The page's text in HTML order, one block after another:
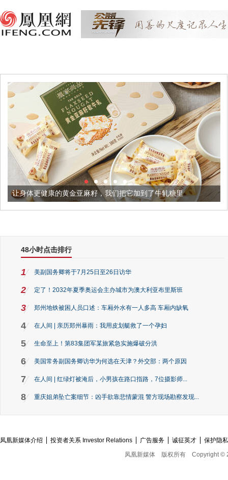
让身体更健康的黄金亚麻籽，我们把它加到了牛轧糖里
48小时点击排行
1 美副国务卿将于7月25日至26日访华
2 定了！2032年夏季奥运会主办城市为澳大利亚布里斯班
3 郑州地铁被困人员口述：车厢外水有一人多高 车厢内缺氧
4 在人间 | 亲历郑州暴雨：我用皮划艇救了一个孕妇
5 生命至上！第83集团军某旅紧急实施爆破分洪
6 美国常务副国务卿访华为何选在天津？外交部：两个原因
7 在人间 | 红绿灯被淹后，小男孩在路口指路，7位摄影师...
8 重庆姐弟坠亡案细节：凶手欲靠悲情蒙混 警方现场勘察发现...
凤凰新媒体介绍 投资者关系 Investor Relations 广告服务 诚征英才
保护隐
凤凰新媒体
版权所有 Copyright ©